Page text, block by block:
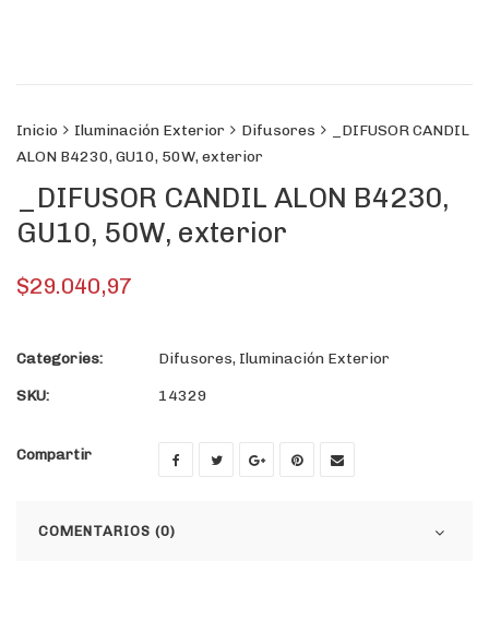
Inicio Iluminación Exterior Difusores
_DIFUSOR CANDIL
ALON B4230, GU10, 50W, exterior
_DIFUSOR CANDIL ALON B4230,
GU10, 50W, exterior
$29.040,97
Categories: Difusores, Iluminación Exterior
SKU:
14329
Compartir
COMENTARIOS (0)